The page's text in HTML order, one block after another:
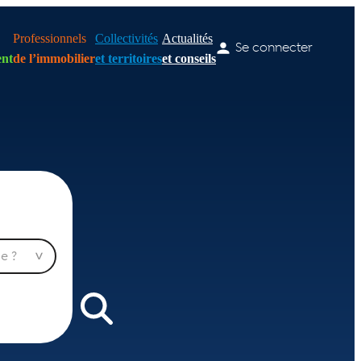
Professionnels
de l’immobilier
Collectivités
et territoires
Actualités
et conseils
Se connecter